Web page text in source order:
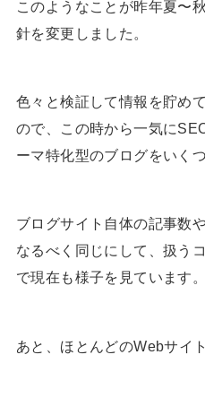
このようなことが昨年夏〜
針を変更しました。
色々と検証して情報を貯め
ので、この時から一気に
ーマ特化型のブログをいく
ブログサイト自体の記事数
なるべく同じにして、扱う
で現在も様子を見ています。
あと、ほとんどのWebサイ